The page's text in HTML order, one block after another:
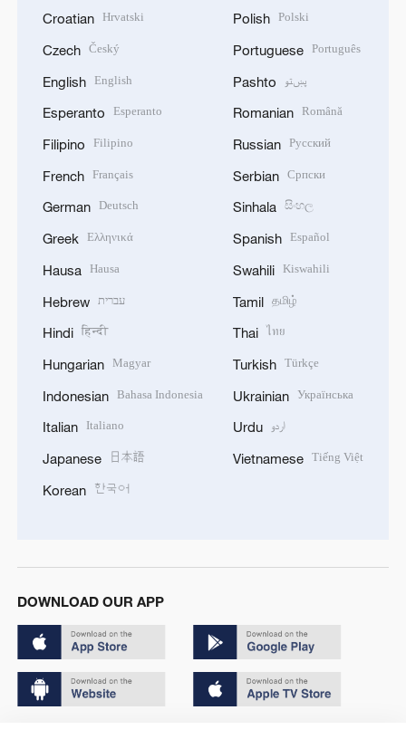
Croatian Hrvatski
Czech Český
English English
Esperanto Esperanto
Filipino Filipino
French Français
German Deutsch
Greek Ελληνικά
Hausa Hausa
Hebrew עברית
Hindi हिन्दी
Hungarian Magyar
Indonesian Bahasa Indonesia
Italian Italiano
Japanese 日本語
Korean 한국어
Polish Polski
Portuguese Português
Pashto پښتو
Romanian Română
Russian Русский
Serbian Српски
Sinhala සිංහල
Spanish Español
Swahili Kiswahili
Tamil தமிழ்
Thai ไทย
Turkish Türkçe
Ukrainian Українська
Urdu اردو
Vietnamese Tiếng Việt
DOWNLOAD OUR APP